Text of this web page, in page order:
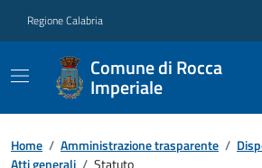
Regione Calabria
Comune di Rocca
Imperiale
Home / Amministrazione trasparente /
Atti generali / Statuto